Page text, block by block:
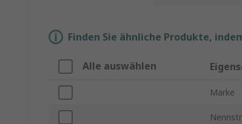
Finden Sie ähnliche Produkte,
Alle auswählen
Marke